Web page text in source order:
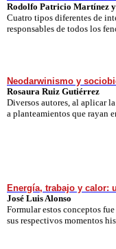
Rodolfo Patricio Martínez
Cuatro tipos diferentes de
responsables de todos los
Neodarwinismo y
Rosaura Ruiz Gutiérrez
Diversos autores, al aplicar
a planteamientos que rayan
Energía, trabajo y calor:
José Luis Alonso
Formular estos conceptos
sus respectivos momentos